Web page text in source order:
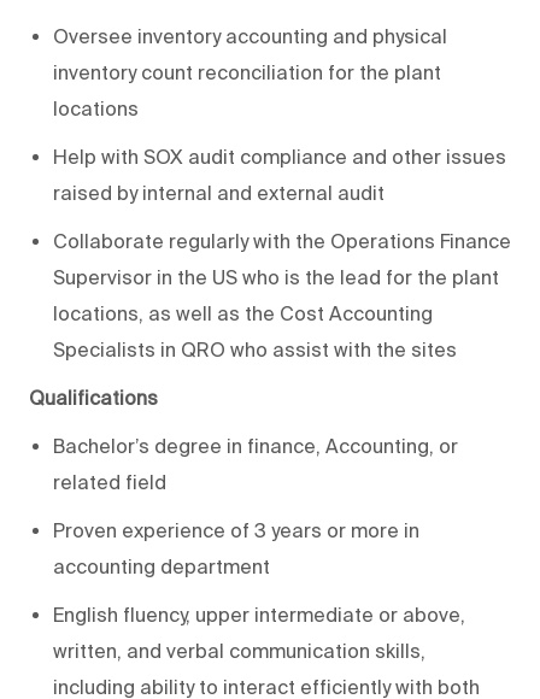
Oversee inventory accounting and physical
inventory count reconciliation for the plant
locations
Help with SOX audit compliance and other issues
raised by internal and external audit
Collaborate regularly with the Operations Finance
Supervisor in the US who is the lead for the plant
locations, as well as the Cost Accounting
Specialists in QRO who assist with the sites
Qualifications
Bachelor’s degree in finance, Accounting, or
related field
Proven experience of 3 years or more in
accounting department
English fluency, upper intermediate or above,
written, and verbal communication skills,
including ability to interact efficiently with both